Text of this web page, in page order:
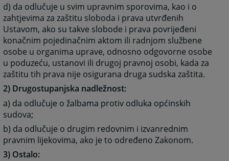
d) da odlučuje u svim upravnim sporovima, kao i o
zahtjevima za zaštitu sloboda i prava utvrđenih
Ustavom, ako su takve slobode i prava povrijeđeni
konačnim pojedinačnim aktom ili radnjom službene
osobe u organima uprave, odnosno odgovorne osobe
u poduzeću, ustanovi ili drugoj pravnoj osobi, kada za
zaštitu tih prava nije osigurana druga sudska zaštita.
2) Drugostupanjska nadležnost:
a) da odlučuje o žalbama protiv odluka općinskih
sudova;
b) da odlučuje o drugim redovnim i izvanrednim
pravnim lijekovima, ako je to određeno Zakonom.
3) Ostalo: